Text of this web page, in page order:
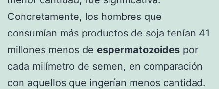
Concretamente, los hombres que
consumían más productos de soja tenían 41
millones menos de espermatozoides por
cada milímetro de semen, en comparación
con aquellos que ingerían menos cantidad.